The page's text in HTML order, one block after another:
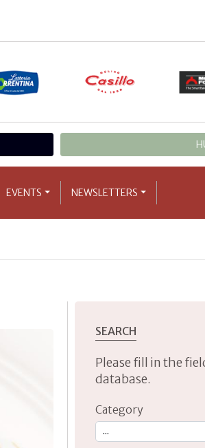
EVENTS NEWSLETTERS
SEARCH
Please fill in the
database.
Category